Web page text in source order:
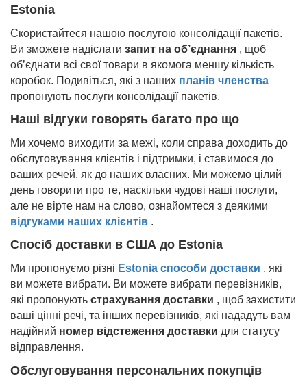
Estonia
Скористайтеся нашою послугою консолідації пакетів.
Ви зможете надіслати запит на об’єднання , щоб
об’єднати всі свої товари в якомога меншу кількість
коробок. Подивіться, які з наших планів членства
пропонують послуги консолідації пакетів.
Наші відгуки говорять багато про що
Ми хочемо виходити за межі, коли справа доходить до
обслуговування клієнтів і підтримки, і ставимося до
ваших речей, як до наших власних. Ми можемо цілий
день говорити про те, наскільки чудові наші послуги,
але не вірте нам на слово, ознайомтеся з деякими
відгуками наших клієнтів .
Спосіб доставки в США до Estonia
Ми пропонуємо різні Estonia способи доставки , які
ви можете вибрати. Ви можете вибрати перевізників,
які пропонують страхування доставки , щоб захистити
ваші цінні речі, та інших перевізників, які нададуть вам
надійний номер відстеження доставки для статусу
відправлення.
Обслуговування персональних покупців